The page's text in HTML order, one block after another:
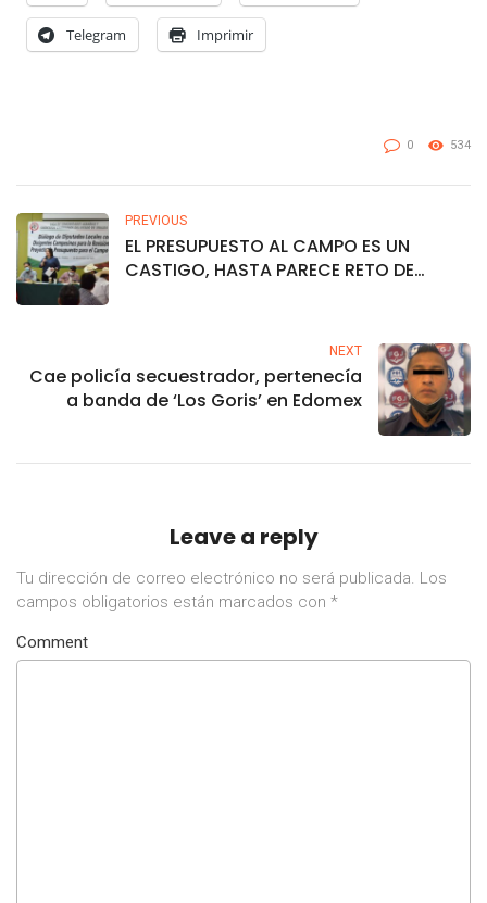
Telegram Imprimir
0 534
PREVIOUS
EL PRESUPUESTO AL CAMPO ES UN
CASTIGO, HASTA PARECE RETO DE
NEXT
Cae policía secuestrador, pertenecía
a banda de ‘Los Goris’ en Edomex
Leave a reply
Tu dirección de correo electrónico no será publicada. Los
campos obligatorios están marcados con *
Comment